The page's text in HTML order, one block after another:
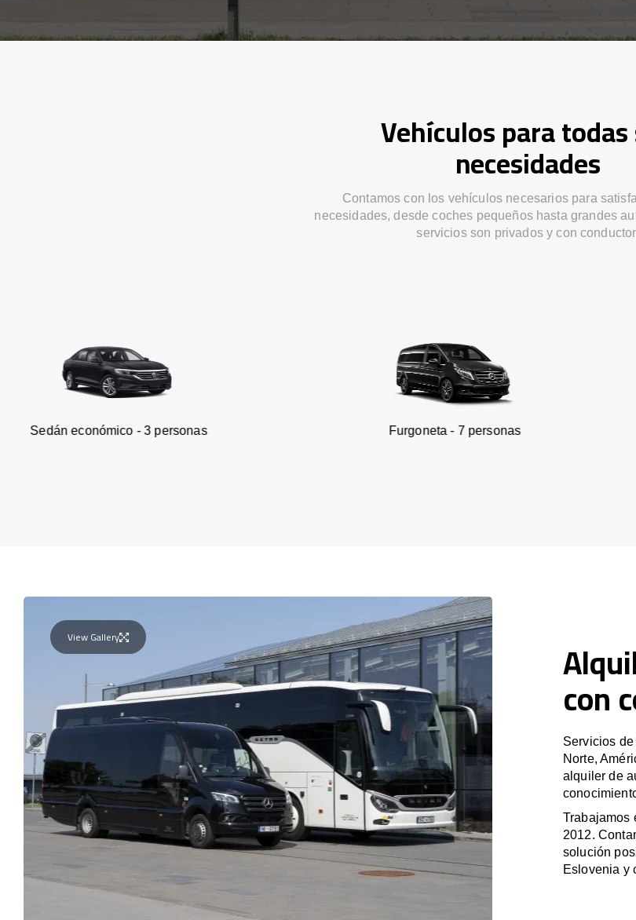
Vehículos para
necesidades
Contamos con los vehículos necesarios para
necesidades, desde coches pequeños hasta grandes
servicios son privados y con
- 3 personas Furgoneta - 7 personas
View Gallery
con
Servicios de
Norte,
alquiler de
Trabajamos
2012.
solución
Eslovenia y